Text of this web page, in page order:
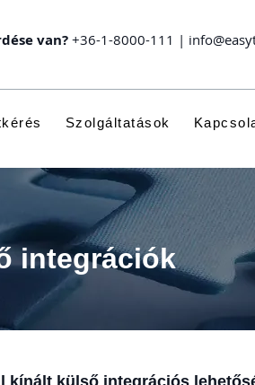
van? +36-1-8000-111 |
Szolgáltatások
integrációk
kínált külső integrációs